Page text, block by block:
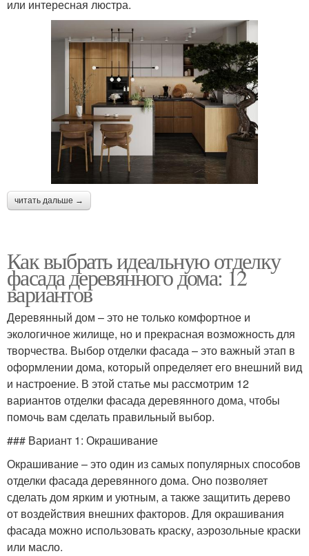
или интересная люстра.
читать дальше →
Как выбрать идеальную отделку
фасада деревянного дома: 12
вариантов
Деревянный дом – это не только комфортное и
экологичное жилище, но и прекрасная возможность для
творчества. Выбор отделки фасада – это важный этап в
оформлении дома, который определяет его внешний вид
и настроение. В этой статье мы рассмотрим 12
вариантов отделки фасада деревянного дома, чтобы
помочь вам сделать правильный выбор.
### Вариант 1: Окрашивание
Окрашивание – это один из самых популярных способов
отделки фасада деревянного дома. Оно позволяет
сделать дом ярким и уютным, а также защитить дерево
от воздействия внешних факторов. Для окрашивания
фасада можно использовать краску, аэрозольные краски
или масло.